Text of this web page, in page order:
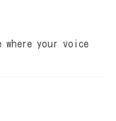
where your voice